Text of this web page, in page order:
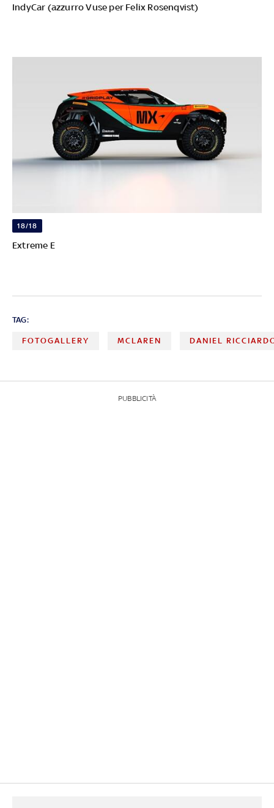
IndyCar (azzurro Vuse per Felix Rosenqvist)
18/18
Extreme E
TAG:
FOTOGALLERY MCLAREN DANIEL
PUBBLICITÀ